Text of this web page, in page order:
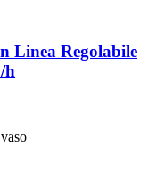
Linea Regolabile
h